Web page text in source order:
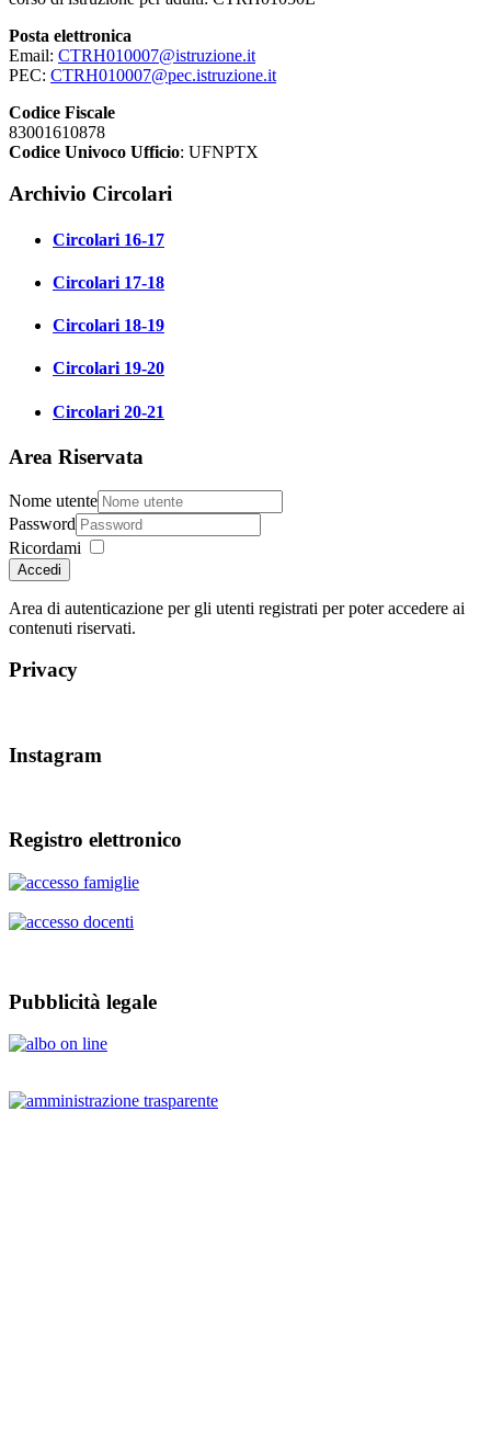
Posta elettronica
Email: CTRH010007@istruzione.it
PEC: CTRH010007@pec.istruzione.it
Codice Fiscale
83001610878
Codice Univoco Ufficio: UFNPTX
Archivio Circolari
Circolari 16-17
Circolari 17-18
Circolari 18-19
Circolari 19-20
Circolari 20-21
Area Riservata
Nome utente
Password
Ricordami
Accedi
Area di autenticazione per gli utenti registrati per poter accedere ai
contenuti riservati.
Privacy
Instagram
Registro elettronico
Pubblicità legale